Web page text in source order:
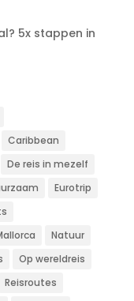
5x stappen in
Caribbean
De reis in mezelf
Eurotrip
Natuur
Op wereldreis
Reisroutes